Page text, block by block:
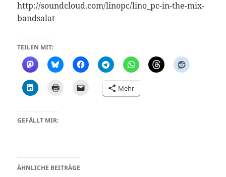
http://soundcloud.com/linopc/lino_pc-in-the-mix-
bandsalat
TEILEN MIT:
Mehr
GEFÄLLT MIR:
ÄHNLICHE BEITRÄGE